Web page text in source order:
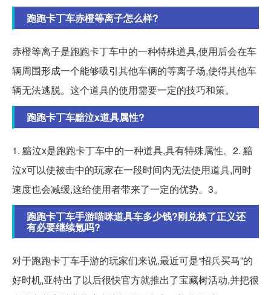
跑跑卡丁车赤橙等离子怎么样?
赤橙等离子是跑跑卡丁车中的一种特殊道具,使用后会在车
辆周围形成一个能够吸引其他车辆的等离子场,使得其他车
辆无法逃脱。这个道具的使用需要一定的技巧和策。
跑跑卡丁车黯泣x道具属性?
1. 黯泣x是跑跑卡丁车中的一种道具,具有特殊属性。2. 黯
泣x可以使被击中的玩家在一段时间内无法使用道具,同时
速度也会减缓,这给使用者带来了一定的优势。3。
跑跑卡丁车手游喵咪道具车多少钱?刚兑换了正义还
有必要继续氪吗?
对于跑跑卡丁车手游的玩家们来说,最近可是“招兵买马”的
好时机,亚特出了以后很快官方就推出了宝藏树活动,并把很